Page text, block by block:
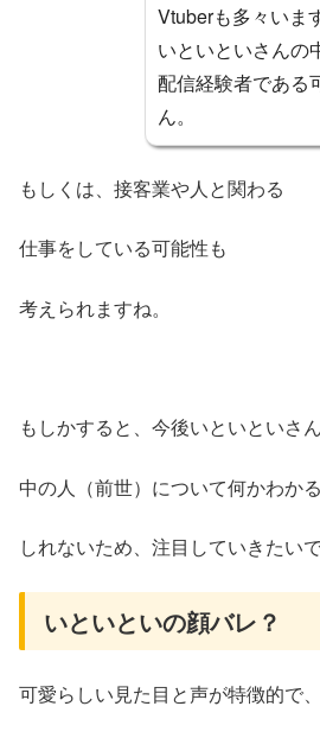
Vtuberも多々いま
いといといさんの
配信経験者である
ん。
もしくは、接客業や人と関わる
仕事をしている可能性も
考えられますね。
もしかすると、今後いといといさ
中の人（前世）について何かわか
しれないため、注目していきたいで
いといといの顔バレ？
可愛らしい見た目と声が特徴的で、